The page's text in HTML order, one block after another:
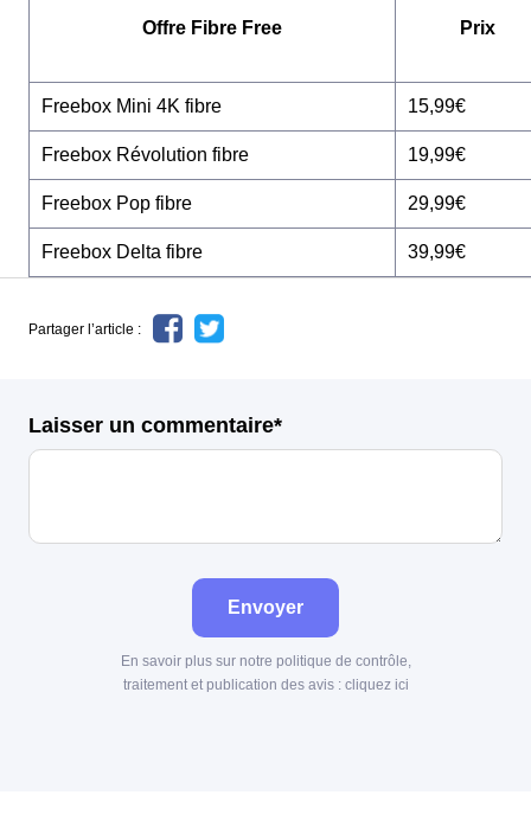
Offre Fibre Free Prix
Freebox Mini 4K fibre 15,99€
Freebox Révolution fibre 19,99€
Freebox Pop fibre 29,99€
Freebox Delta fibre 39,99€
Partager l’article :
Laisser un commentaire*
Envoyer
En savoir plus sur notre politique de contrôle,
traitement et publication des avis : cliquez ici